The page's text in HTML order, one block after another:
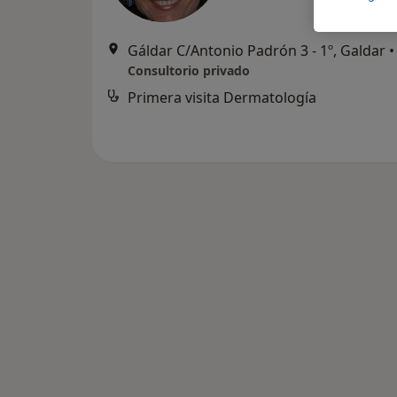
Gáldar C/Antonio Padrón 3 - 1º, Galdar •
Consultorio privado
Primera visita Dermatología